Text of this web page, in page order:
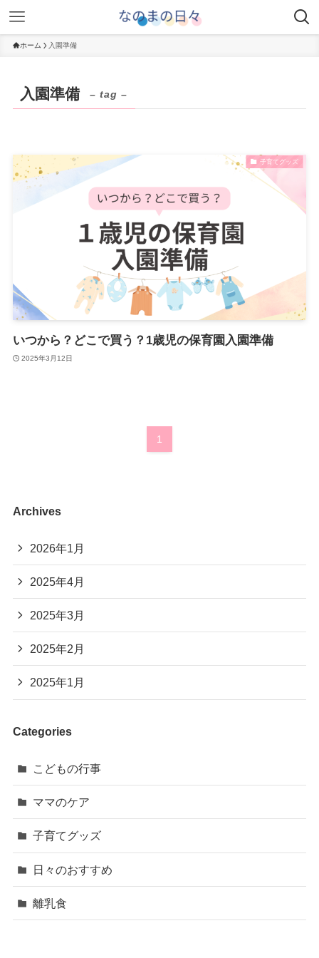
ホーム 入園準備
入園準備 – tag –
子育てグッズ
いつから？どこで買う？1歳児の保育園入園準備
2025年3月12日
1
Archives
2026年1月
2025年4月
2025年3月
2025年2月
2025年1月
Categories
こどもの行事
ママのケア
子育てグッズ
日々のおすすめ
離乳食